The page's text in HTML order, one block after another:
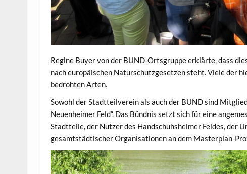
Regine Buyer von der BUND-Ortsgruppe erklärte, dass
nach europäischen Naturschutzgesetzen steht. Viele der
bedrohten Arten.
Sowohl der Stadtteilverein als auch der BUND sind
Neuenheimer Feld“. Das Bündnis setzt sich für eine
Stadtteile, der Nutzer des Handschuhsheimer Feldes, der
gesamtstädtischer Organisationen an dem Masterplan-